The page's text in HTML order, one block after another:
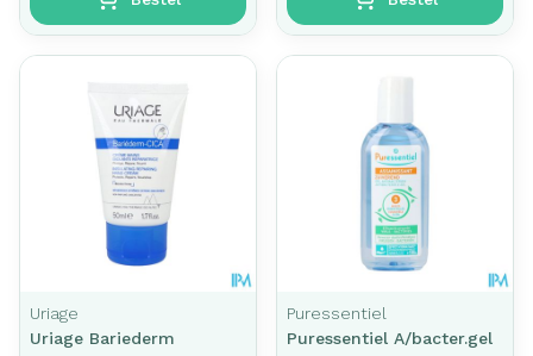
Uriage
Uriage Bariederm
Puressentiel
Puressentiel A/bacter.gel